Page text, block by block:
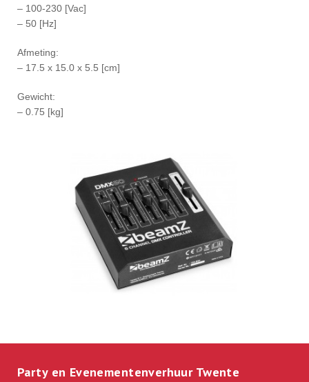
– 100-230 [Vac]
– 50 [Hz]
Afmeting:
– 17.5 x 15.0 x 5.5 [cm]
Gewicht:
– 0.75 [kg]
Party en Evenementenverhuur Twente